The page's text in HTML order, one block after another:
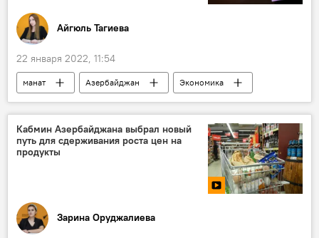
Айгюль Тагиева
22 января 2022, 11:54
манат Азербайджан
Экономика
курс
2022 год
Кабмин Азербайджана выбрал новый
путь для сдерживания роста цен на
продукты
Зарина Оруджалиева